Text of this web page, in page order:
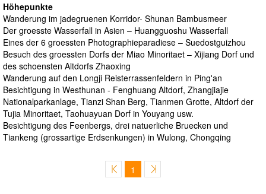
Höhepunkte
Wanderung im jadegruenen Korridor- Shunan Bambusmeer
Der groesste Wasserfall in Asien – Huangguoshu Wasserfall
Eines der 6 groessten Photographieparadiese – Suedostguizhou
Besuch des groessten Dorfs der Miao Minoritaet – Xijiang Dorf und
des schoensten Altdorfs Zhaoxing
Wanderung auf den Longji Reisterrassenfeldern in Ping'an
Besichtigung in Westhunan - Fenghuang Altdorf, Zhangjiajie
Nationalparkanlage, Tianzi Shan Berg, Tianmen Grotte, Altdorf der
Tujia Minoritaet, Taohuayuan Dorf in Youyang usw.
Besichtigung des Feenbergs, drei natuerliche Bruecken und
Tiankeng (grossartige Erdsenkungen) in Wulong, Chongqing
1